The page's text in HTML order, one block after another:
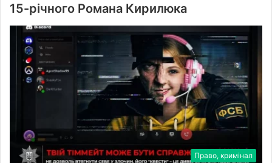
15-річного Романа Кирилюка
Право, кримінал